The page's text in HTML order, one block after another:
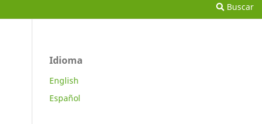
Buscar
Idioma
English
Español